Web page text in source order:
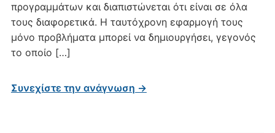
προγραμμάτων και διαπιστώνεται ότι είναι σε όλα
τους διαφορετικά. Η ταυτόχρονη εφαρμογή τους
μόνο προβλήματα μπορεί να δημιουργήσει, γεγονός
το οποίο […]
Συνεχίστε την ανάγνωση →